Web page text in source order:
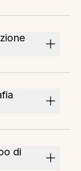
di